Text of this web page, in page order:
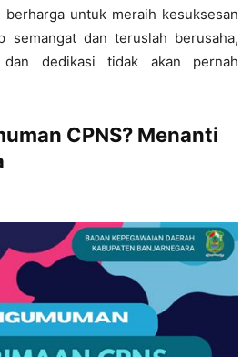
berharga untuk meraih kesuksesan
semangat dan teruslah berusaha,
dedikasi tidak akan pernah
CPNS? Menanti